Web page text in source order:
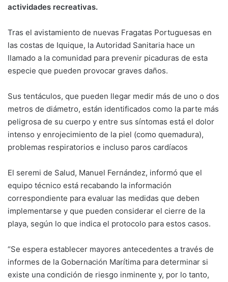
actividades recreativas.
Tras el avistamiento de nuevas Fragatas Portuguesas en
las costas de Iquique, la Autoridad Sanitaria hace un
llamado a la comunidad para prevenir picaduras de esta
especie que pueden provocar graves daños.
Sus tentáculos, que pueden llegar medir más de uno o dos
metros de diámetro, están identificados como la parte más
peligrosa de su cuerpo y entre sus síntomas está el dolor
intenso y enrojecimiento de la piel (como quemadura),
problemas respiratorios e incluso paros cardíacos
El seremi de Salud, Manuel Fernández, informó que el
equipo técnico está recabando la información
correspondiente para evaluar las medidas que deben
implementarse y que pueden considerar el cierre de la
playa, según lo que indica el protocolo para estos casos.
“Se espera establecer mayores antecedentes a través de
informes de la Gobernación Marítima para determinar si
existe una condición de riesgo inminente y, por lo tanto,